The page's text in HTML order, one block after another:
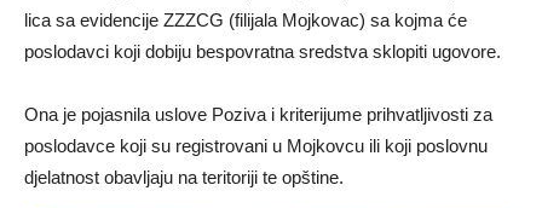
lica sa evidencije ZZZCG (filijala Mojkovac) sa kojma će
poslodavci koji dobiju bespovratna sredstva sklopiti ugovore.
Ona je pojasnila uslove Poziva i kriterijume prihvatljivosti za
poslodavce koji su registrovani u Mojkovcu ili koji poslovnu
djelatnost obavljaju na teritoriji te opštine.